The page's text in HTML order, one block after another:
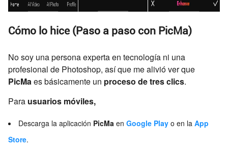
Cómo lo hice (Paso a paso con PicMa)
No soy una persona experta en tecnología ni una
profesional de Photoshop, así que me alivió ver que
PicMaes básicamente un proceso de tres clics.
Para usuarios móviles,
Descarga la aplicación PicMa en Google Play o en la App
Store.